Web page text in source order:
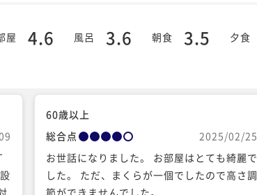
屋 4.6 風呂 3.6 朝食 3.5 夕食
60歳以上
総合点
2025/02/25
お世話になりました。 お部屋はとても綺麗で
した。 ただ、まくらが一個でしたので高さ調